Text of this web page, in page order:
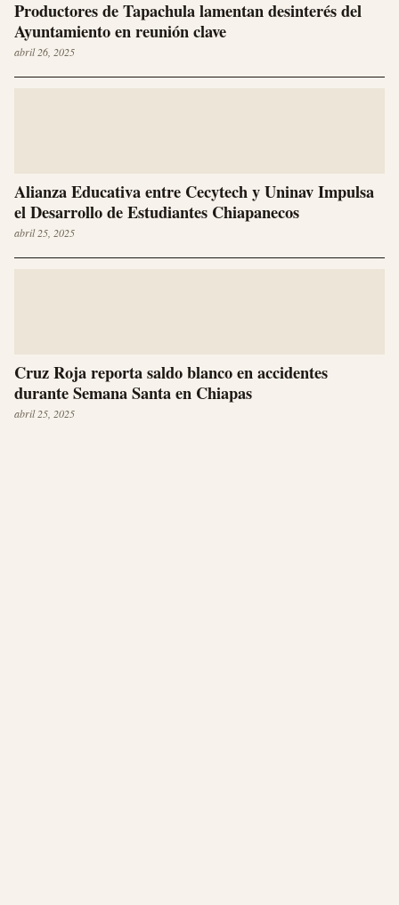
Productores de Tapachula lamentan desinterés del
Ayuntamiento en reunión clave
abril 26, 2025
Alianza Educativa entre Cecytech y Uninav Impulsa
el Desarrollo de Estudiantes Chiapanecos
abril 25, 2025
Cruz Roja reporta saldo blanco en accidentes
durante Semana Santa en Chiapas
abril 25, 2025